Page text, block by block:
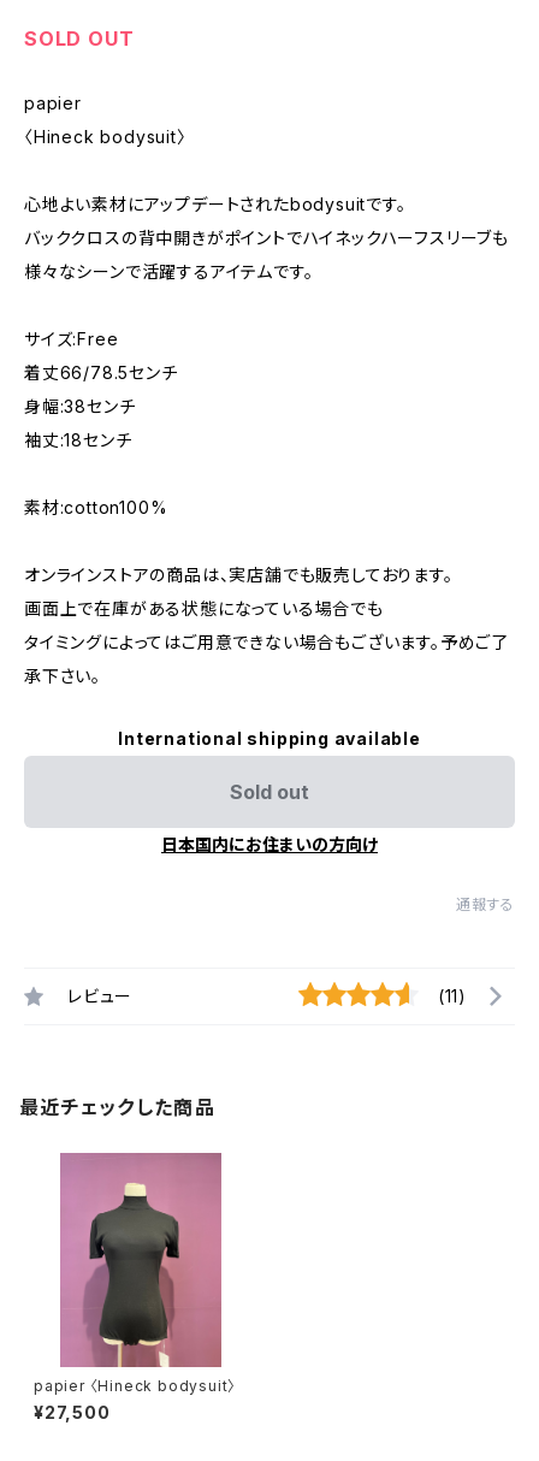
SOLD OUT
papier
〈Hineck bodysuit〉
心地よい素材にアップデートされたbodysuitです。
バッククロスの背中開きがポイントでハイネックハーフスリーブも
様々なシーンで活躍するアイテムです。
サイズ:Free
着丈66/78.5センチ
身幅:38センチ
袖丈:18センチ
素材:cotton100%
オンラインストアの商品は、実店舗でも販売しております。
画面上で在庫がある状態になっている場合でも
タイミングによってはご用意できない場合もございます。予めご了
承下さい。
International shipping available
Sold out
日本国内にお住まいの方向け
通報する
レビュー (11)
最近チェックした商品
papier 〈Hineck bodysuit〉
¥27,500